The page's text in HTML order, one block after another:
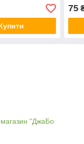
75
магазин "ДжаБо